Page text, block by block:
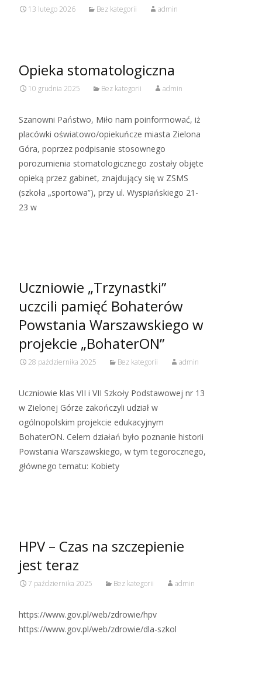
13 lutego 2026 Bez kategorii admin
Opieka stomatologiczna
10 grudnia 2025 Bez kategorii admin
Szanowni Państwo, Miło nam poinformować, iż
placówki oświatowo/opiekuńcze miasta Zielona
Góra, poprzez podpisanie stosownego
porozumienia stomatologicznego zostały objęte
opieką przez gabinet, znajdujący się w ZSMS
(szkoła „sportowa”), przy ul. Wyspiańskiego 21-
23 w
Uczniowie „Trzynastki”
uczcili pamięć Bohaterów
Powstania Warszawskiego w
projekcie „BohaterON”
28 października 2025 Bez kategorii admin
Uczniowie klas VII i VII Szkoły Podstawowej nr 13
w Zielonej Górze zakończyli udział w
ogólnopolskim projekcie edukacyjnym
BohaterON. Celem działań było poznanie historii
Powstania Warszawskiego, w tym tegorocznego,
głównego tematu: Kobiety
HPV – Czas na szczepienie
jest teraz
7 października 2025 Bez kategorii admin
https://www.gov.pl/web/zdrowie/hpv
https://www.gov.pl/web/zdrowie/dla-szkol